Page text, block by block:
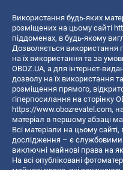
Використання будь-яких
розміщених на цьому сайті
піддоменах, в будь-якому
Дозволяється використання
на їх використання та за
OBOZ.UA, а для інтернет-
дозволу на їх використання
розміщення прямого,
гіперпосилання на сторінку
https://www.obozrevatel.com,
матеріал в першому абзаці
Всі матеріали на цьому сайті,
дослідження – є службовими
виключні майнові права на
На всі опубліковані